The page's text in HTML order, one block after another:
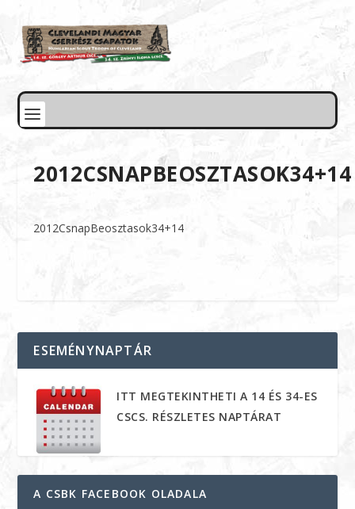
2012CSNAPBEOSZTASOK34+14
2012CsnapBeosztasok34+14
ESEMÉNYNAPTÁR
ITT MEGTEKINTHETI A 14 ÉS 34-ES
CSCS. RÉSZLETES NAPTÁRAT
A CSBK FACEBOOK OLADALA